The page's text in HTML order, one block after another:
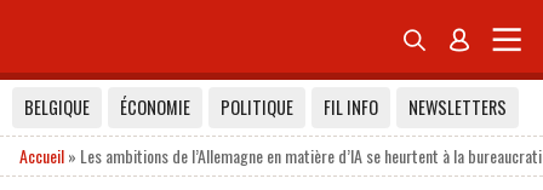
 
BELGIQUE ÉCONOMIE POLITIQUE FIL INFO
NEWSLETTERS
Accueil» Les ambitions de l’Allemagne en matière d’IA se heurtent à la